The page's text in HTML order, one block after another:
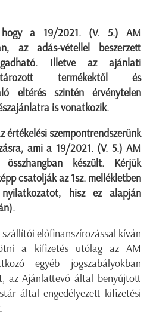
hogy a 19/2021. (V. 5.) AM
az adás-vétellel beszerzett
Illetve az ajánlati
termékektől és
eltérés szintén érvénytelen
is vonatkozik.
értékelési szempontrendszerünk
ami a 19/2021. (V. 5.) AM
összhangban készült. Kérjük
csatolják az 1sz. mellékletben
hisz ez alapján
előfinanszírozással kíván
a kifizetés utólag az AM
egyéb jogszabályokban
az Ajánlattevő által benyújtott
által engedélyezett kifizetési